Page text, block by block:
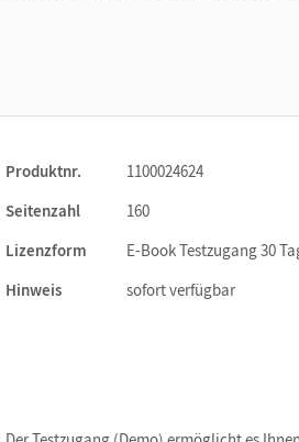
Sie sind seitengenau platziert,
Sie das Lehren und Lernen
Produktnr.
1100024624
Seitenzahl
160
Lizenzform
E-Book Testzugang 30
Hinweis
sofort verfügbar